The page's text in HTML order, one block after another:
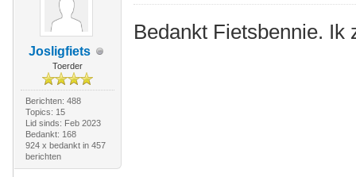
Josligfiets
Toerder
Berichten: 488
Topics: 15
Lid sinds: Feb 2023
Bedankt: 168
924 x bedankt in 457
berichten
Bedankt Fietsbennie. Ik